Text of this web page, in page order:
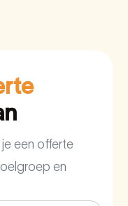
een offerte
en